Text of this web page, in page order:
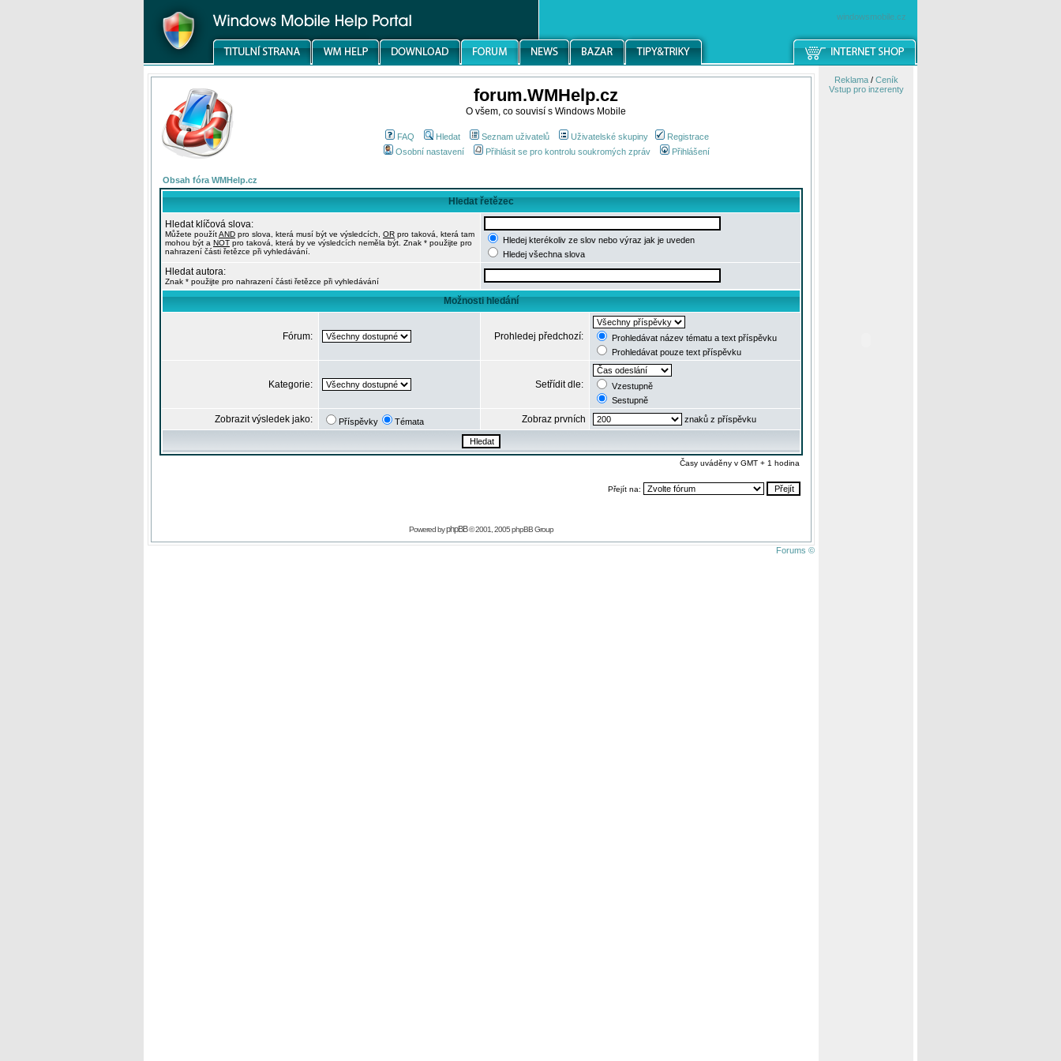
windowsmobile.cz
forum.WMHelp.cz
O všem, co souvisí s Windows Mobile
FAQ Hledat Seznam uživatelů Uživatelské skupiny
Registrace
Osobní nastavení
Přihlásit se pro kontrolu soukromých zpráv Přihlášení
Obsah fóra WMHelp.cz
Hledat řetězec
Hledat klíčová slova:
Můžete použítAND pro slova, která musí být ve výsledcích, OR pro taková, která tam
mohou být a NOT pro taková, která by ve výsledcích neměla být. Znak * použijte pro
nahrazení části řetězce při vyhledávání.
Hledej kterékoliv ze slov nebo výraz jak je uveden
Hledej všechna slova
Hledat autora:
Znak * použijte pro nahrazení části řetězce při vyhledávání
Možnosti hledání
Fórum: Prohledej předchozí:
Prohledávat název tématu a text příspěvku
Prohledávat pouze text příspěvku
Kategorie: Setřídit dle:
Vzestupně
Sestupně
Zobrazit výsledek jako: Příspěvky Témata Zobraz prvních znaků z příspěvku
Časy uváděny v GMT + 1 hodina
Přejít na:
Powered byphpBB© 2001, 2005 phpBB Group
Forums ©
Reklama/ Ceník
Vstup pro inzerenty